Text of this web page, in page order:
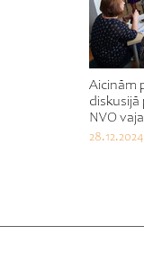
Aicinām
diskusijā
NVO
28.12.2024